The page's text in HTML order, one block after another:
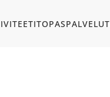
OPASPALVELUT